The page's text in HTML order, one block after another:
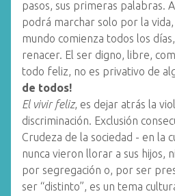
pasos, sus primeras palabras.
podrá marchar solo por la
mundo comienza todos los
renacer. El ser digno, libre,
todo feliz, no es privativo de
de todos!
El vivir feliz, es dejar atrás la
discriminación. Exclusión
Crudeza de la sociedad - en la
nunca vieron llorar a sus hijos,
por segregación o, por ser
ser “distinto”, es un tema